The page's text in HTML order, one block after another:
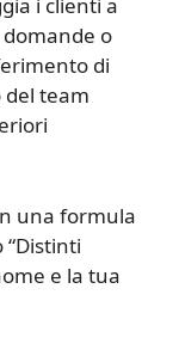
i clienti a
o
di
del team
una formula
“Distinti
e la tua